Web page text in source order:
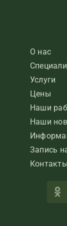
О нас
Услуги
Цены
Наши
Наши
Запись
Контакты